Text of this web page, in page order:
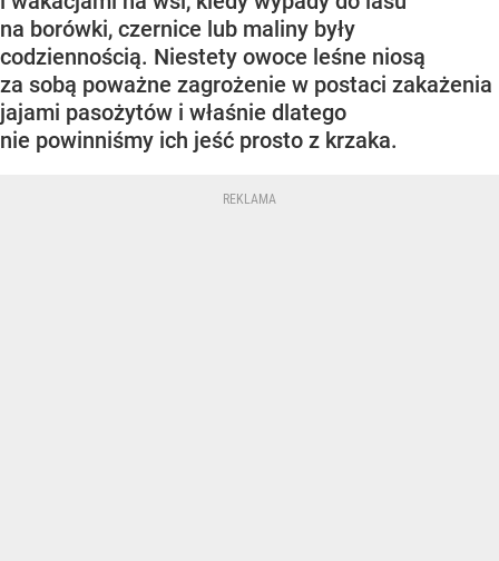
na borówki, czernice lub maliny były
codziennością. Niestety owoce leśne niosą
za sobą poważne zagrożenie w postaci zakażenia
jajami pasożytów i właśnie dlatego
nie powinniśmy ich jeść prosto z krzaka.